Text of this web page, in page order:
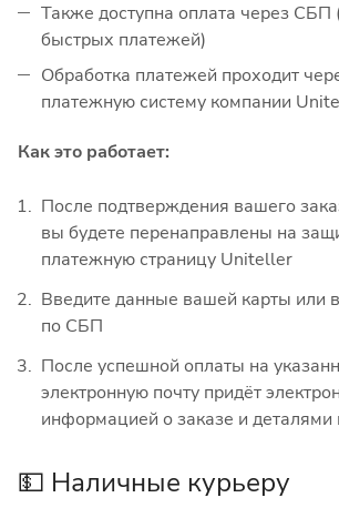
Также доступна оплата через СБП
быстрых платежей)
Обработка платежей проходит
платежную систему компании
Как это работает:
После подтверждения вашего
вы будете перенаправлены на
платежную страницу Uniteller
Введите данные вашей карты или
по СБП
После успешной оплаты на
электронную почту придёт
информацией о заказе и деталями
💵 Наличные курьеру